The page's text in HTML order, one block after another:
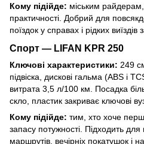
Кому підійде: міським райдерам,
практичності. Добрий для
поїздок у справах і рідких виїздів
Спорт — LIFAN KPR 250
Ключові характеристики: 249
підвіска, дискові гальма (ABS і
витрата 3,5 л/100 км. Посадка
скло, пластик закриває ключові
Кому підійде: тим, хто хоче
запасу потужності. Підходить
маршрутів, вечірніх покатушок і